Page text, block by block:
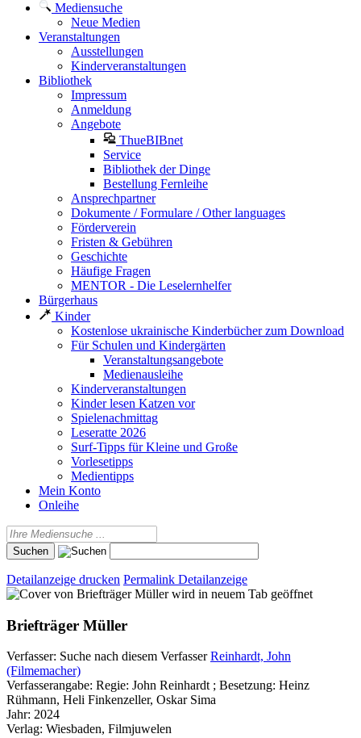
Mediensuche
Neue Medien
Veranstaltungen
Ausstellungen
Kinderveranstaltungen
Bibliothek
Impressum
Anmeldung
Angebote
ThueBIBnet
Service
Bibliothek der Dinge
Bestellung Fernleihe
Ansprechpartner
Dokumente / Formulare / Other languages
Förderverein
Fristen & Gebühren
Geschichte
Häufige Fragen
MENTOR - Die Leselernhelfer
Bürgerhaus
Kinder
Kostenlose ukrainische Kinderbücher zum Download
Für Schulen und Kindergärten
Veranstaltungsangebote
Medienausleihe
Kinderveranstaltungen
Kinder lesen Katzen vor
Spielenachmittag
Leseratte 2026
Surf-Tipps für Kleine und Große
Vorlesetipps
Medientipps
Mein Konto
Onleihe
Detailanzeige drucken Permalink Detailanzeige
wird in neuem Tab geöffnet
Briefträger Müller
Verfasser: Suche nach diesem Verfasser Reinhardt, John
(Filmemacher)
Verfasserangabe: Regie: John Reinhardt ; Besetzung: Heinz
Rühmann, Heli Finkenzeller, Oskar Sima
Jahr: 2024
Verlag: Wiesbaden, Filmjuwelen